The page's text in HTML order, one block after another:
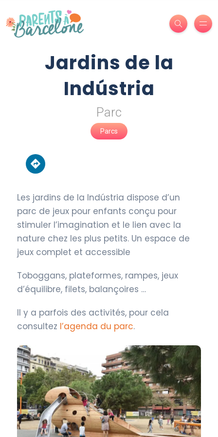
Jardins de la
Indústria
Parc
Parcs
Les jardins de la Indústria dispose d’un
parc de jeux pour enfants conçu pour
stimuler l’imagination et le lien avec la
nature chez les plus petits. Un espace de
jeux complet et accessible
Toboggans, plateformes, rampes, jeux
d’équilibre, filets, balançoires …
Il y a parfois des activités, pour cela
consultez l’agenda du parc.